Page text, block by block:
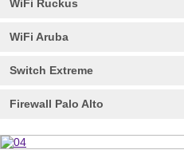
WiFi Ruckus
WiFi Aruba
Switch Extreme
Firewall Palo Alto